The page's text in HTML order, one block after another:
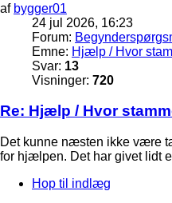
af bygger01
24 jul 2026, 16:23
Forum:
Emne: Hjælp / Hvor
Svar: 13
Visninger: 720
Re: Hjælp / Hvor
Det kunne næsten ikke være
for hjælpen. Det har givet lidt
Hop til indlæg